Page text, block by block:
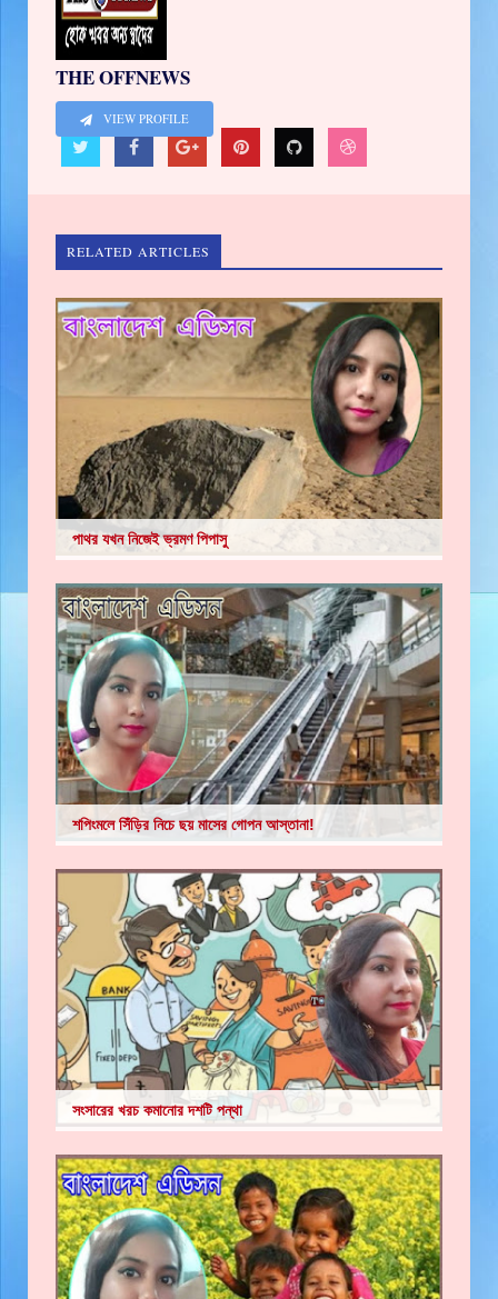
THE OFFNEWS
VIEW PROFILE
RELATED ARTICLES
পাথর যখন নিজেই ভ্রমণ পিপাসু
শপিংমলে সিঁড়ির নিচে ছয় মাসের গোপন আস্তানা!
সংসারের খরচ কমানোর দশটি পন্থা